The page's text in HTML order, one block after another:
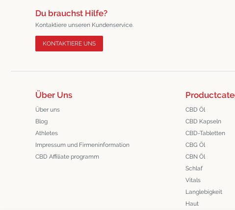
Du brauchst Hilfe?
Kontaktiere unseren Kundenservice.
KONTAKTIERE UNS
Über Uns
Über uns
Blog
Athletes
Impressum und Firmeninformation
CBD Affiliate programm
CBD Öl
CBD Kapseln
CBD-Tabletten
CBG Öl
CBN Öl
Schlaf
Vitals
Langlebigkeit
Haut